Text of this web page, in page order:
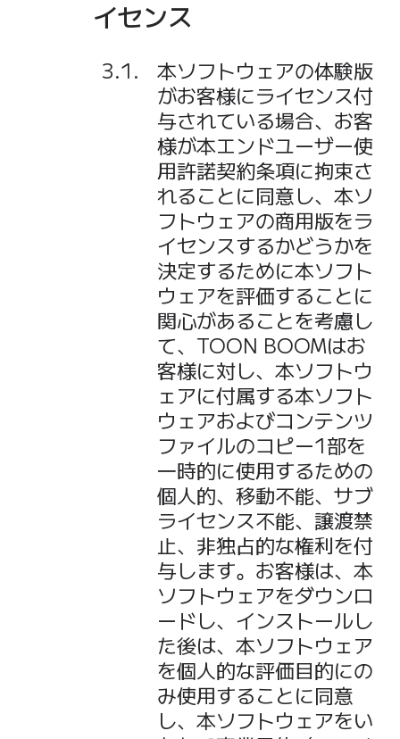
イセンス
本ソフトウェアの体験版
がお客様にライセンス付
与されている場合、お客
様が本エンドユーザー使
用許諾契約条項に拘束さ
れることに同意し、本ソ
フトウェアの商用版をラ
イセンスするかどうかを
決定するために本ソフト
ウェアを評価することに
関心があることを考慮し
て、TOON BOOMはお
客様に対し、本ソフトウ
ェアに付属する本ソフト
ウェアおよびコンテンツ
ファイルのコピー1部を
一時的に使用するための
個人的、移動不能、サブ
ライセンス不能、譲渡禁
止、非独占的な権利を付
与します。お客様は、本
ソフトウェアをダウンロ
ードし、インストールし
た後は、本ソフトウェア
を個人的な評価目的にの
み使用することに同意
し、本ソフトウェアをい